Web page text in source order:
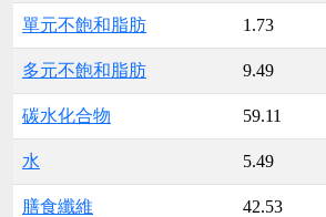
單元不飽和脂肪 1.73
多元不飽和脂肪 9.49
碳水化合物 59.11
水 5.49
膳食纖維 42.53